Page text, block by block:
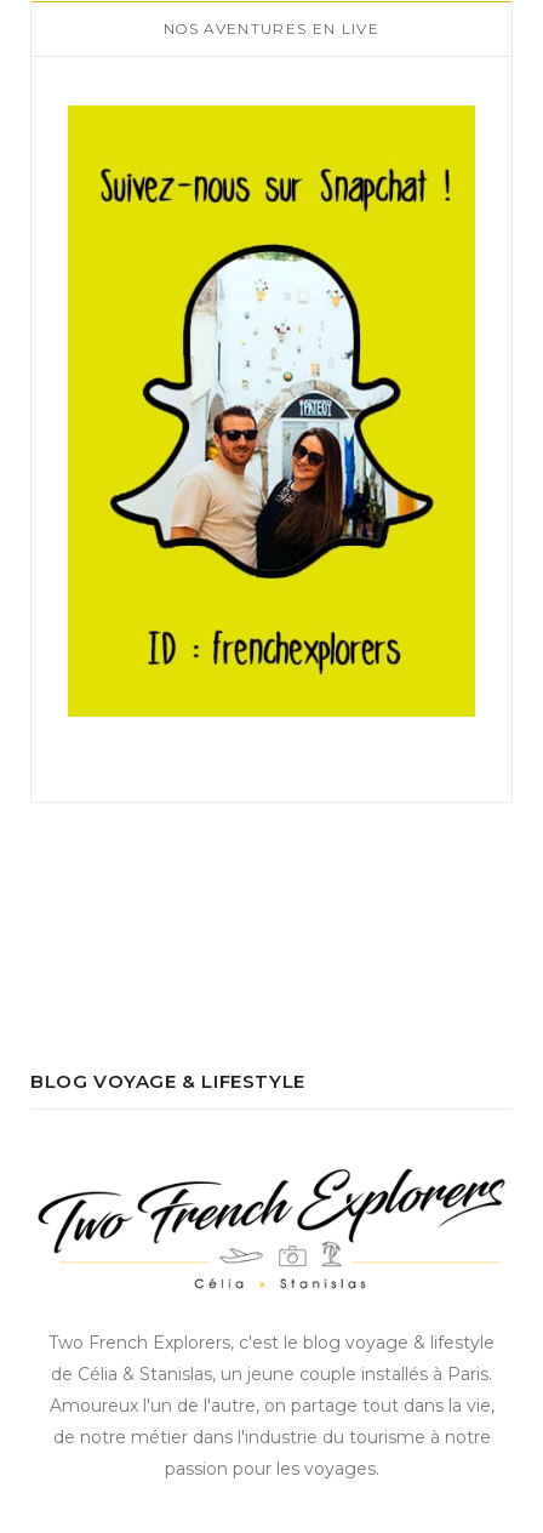
NOS AVENTURES EN LIVE
BLOG VOYAGE & LIFESTYLE
Two French Explorers, c'est le blog voyage & lifestyle
de Célia & Stanislas, un jeune couple installés à Paris.
Amoureux l'un de l'autre, on partage tout dans la vie,
de notre métier dans l'industrie du tourisme à notre
passion pour les voyages.